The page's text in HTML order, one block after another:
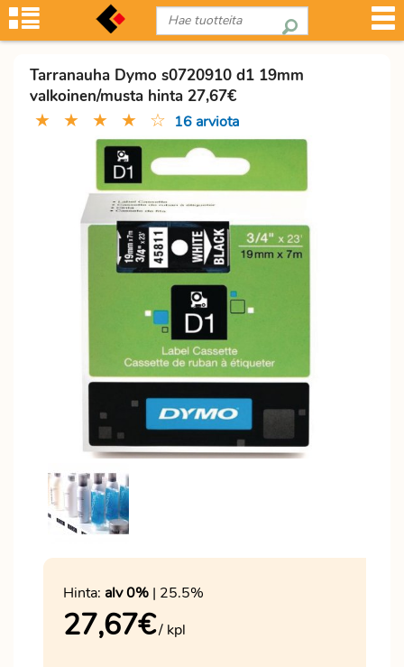
Tarranauha Dymo s0720910 d1 19mm
valkoinen/musta hinta 27,67€
★ ★ ★ ★ ☆ 16 arviota
Hinta: alv 0% | 25.5%
27,67€/ kpl